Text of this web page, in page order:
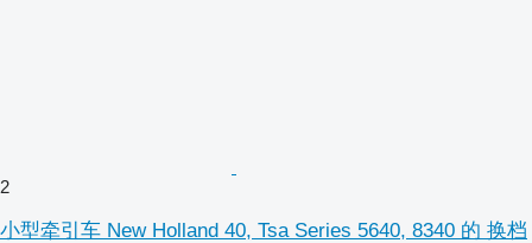
2
小型牵引车 New Holland 40, Tsa Series 5640, 8340 的 换档